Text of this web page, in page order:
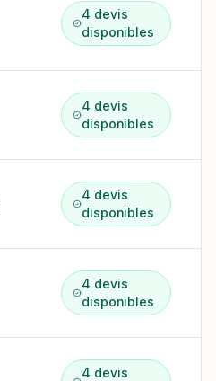
4 devis
disponibles
4 devis
disponibles
4 devis
disponibles
4 devis
disponibles
4 devis